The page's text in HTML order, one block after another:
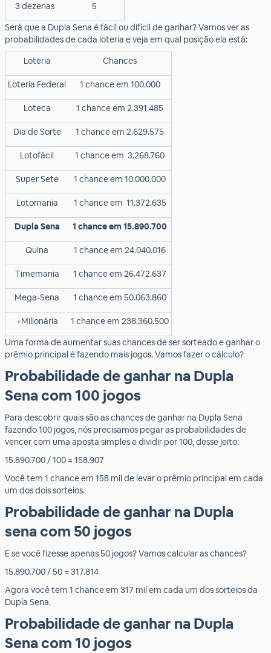
3 dezenas
5
Será que a Dupla Sena é fácil ou difícil de ganhar? Vamos ver as
probabilidades de cada loteria e veja em qual posição ela está:
Loteria
Chances
Loteria Federal 1 chance em 100.000
Loteca 1 chance em 2.391.485
Dia de Sorte 1 chance em 2.629.575
Lotofácil 1 chance em 3.268.760
Super Sete 1 chance em 10.000.000
Lotomania 1 chance em 11.372.635
Dupla Sena 1 chance em 15.890.700
Quina 1 chance em 24.040.016
Timemania 1 chance em 26.472.637
Mega-Sena 1 chance em 50.063.860
+Milionária
1 chance em 238.360.500
Uma forma de aumentar suas chances de ser sorteado e ganhar o
prêmio principal é fazendo mais jogos. Vamos fazer o cálculo?
Probabilidade de ganhar na Dupla
Sena com 100 jogos
Para descobrir quais são as chances de ganhar na Dupla Sena
fazendo 100 jogos, nós precisamos pegar as probabilidades de
vencer com uma aposta simples e dividir por 100, desse jeito:
15.890.700 / 100 = 158.907
Você tem 1 chance em 158 mil de levar o prêmio principal em cada
um dos dois sorteios.
Probabilidade de ganhar na Dupla
sena com 50 jogos
E se você fizesse apenas 50 jogos? Vamos calcular as chances?
15.890.700 / 50 = 317.814
Agora você tem 1 chance em 317 mil em cada um dos sorteios da
Dupla Sena.
Probabilidade de ganhar na Dupla
Sena com 10 jogos